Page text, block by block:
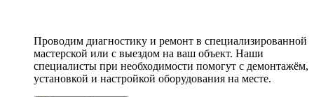
Проводим диагностику и ремонт в специализированной
мастерской или с выездом на ваш объект. Наши
специалисты при необходимости помогут с демонтажём,
установкой и настройкой оборудования на месте.